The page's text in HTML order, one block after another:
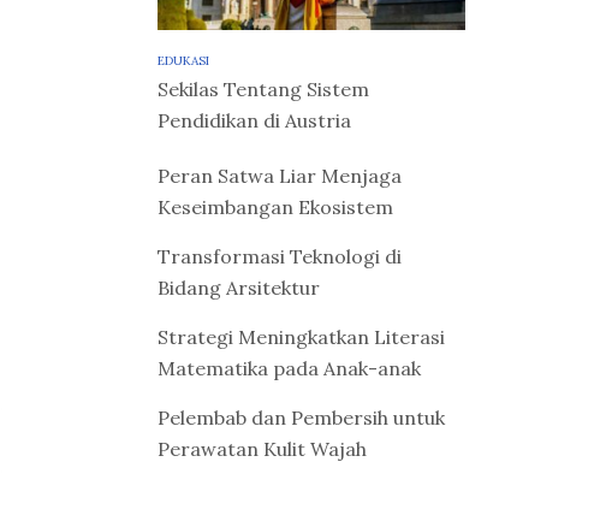
EDUKASI
Sekilas Tentang Sistem
Pendidikan di Austria
Peran Satwa Liar Menjaga
Keseimbangan Ekosistem
Transformasi Teknologi di
Bidang Arsitektur
Strategi Meningkatkan Literasi
Matematika pada Anak-anak
Pelembab dan Pembersih untuk
Perawatan Kulit Wajah